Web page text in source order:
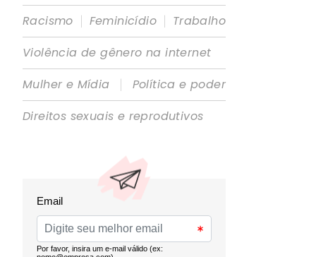
Racismo | Feminicídio | Trabalho
Violência de gênero na internet
Mulher e Mídia
|
Política e poder
Direitos sexuais e reprodutivos